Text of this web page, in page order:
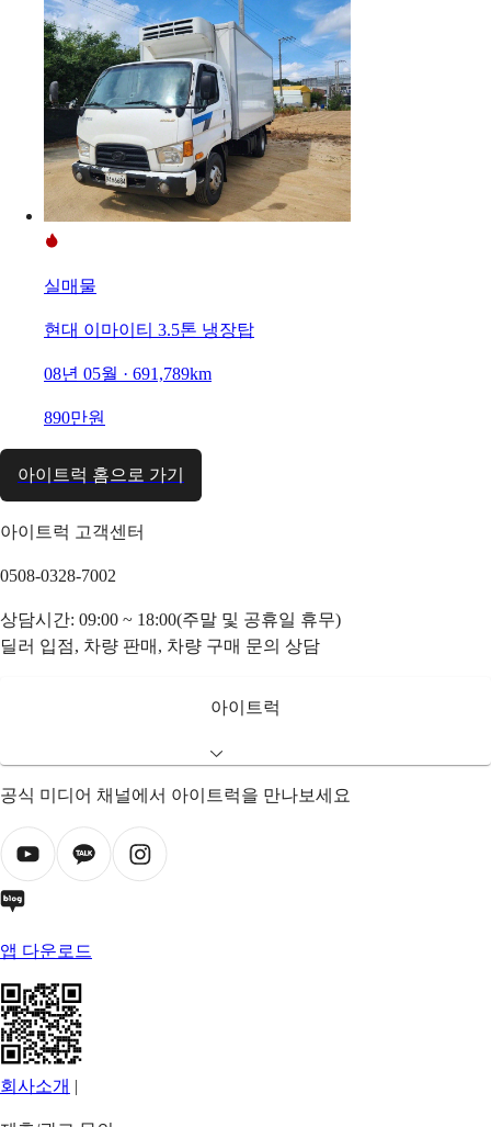
실매물
현대 이마이티 3.5톤 냉장탑
08년 05월 · 691,789km
890만원
아이트럭 홈으로 가기
아이트럭 고객센터
0508-0328-7002
상담시간: 09:00 ~ 18:00(주말 및 공휴일 휴무)
딜러 입점, 차량 판매, 차량 구매 문의 상담
아이트럭
공식 미디어 채널에서 아이트럭을 만나보세요
앱 다운로드
회사소개 |